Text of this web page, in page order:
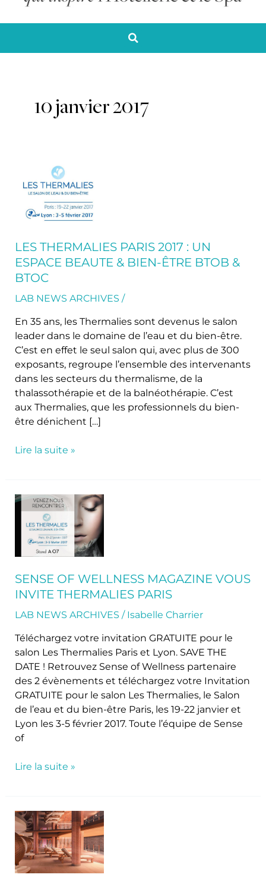
10 janvier 2017
LES THERMALIES PARIS 2017 : UN
ESPACE BEAUTE & BIEN-ÊTRE BTOB &
BTOC
LAB NEWS ARCHIVES /
En 35 ans, les Thermalies sont devenus le salon
leader dans le domaine de l’eau et du bien-être.
C’est en effet le seul salon qui, avec plus de 300
exposants, regroupe l’ensemble des intervenants
dans les secteurs du thermalisme, de la
thalassothérapie et de la balnéothérapie. C’est
aux Thermalies, que les professionnels du bien-
être dénichent […]
THERMALIES
Paris
2017
un
espace
beaute
&
bien-
BtoB
&
BtoC
Lire la suite »
SENSE OF WELLNESS MAGAZINE VOUS
INVITE THERMALIES PARIS
LAB NEWS ARCHIVES / Isabelle Charrier
Téléchargez votre invitation GRATUITE pour le
salon Les Thermalies Paris et Lyon. SAVE THE
DATE ! Retrouvez Sense of Wellness partenaire
des 2 évènements et téléchargez votre Invitation
GRATUITE pour le salon Les Thermalies, le Salon
de l’eau et du bien-être Paris, les 19-22 janvier et
Lyon les 3-5 février 2017. Toute l’équipe de Sense
of
Sense
WELLNESS
Magazine
vous
invite
THERMALIES
Paris
Lire la suite »
Barrière
ouvre
son
1er
hôtel